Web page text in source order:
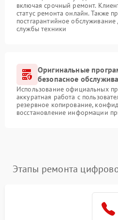
включая срочный ремонт.
статус ремонта онлайн. Также
постгарантийное
службы техники
Оригинальные
безопасное
Использование официальных
аккуратная работа с
резервное копирование,
восстановление информации
Этапы ремонта